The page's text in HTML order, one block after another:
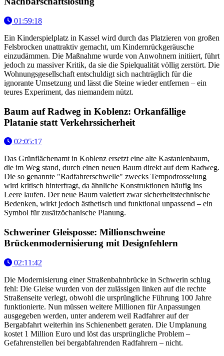
01:59:18
Ein Kinderspielplatz in Kassel wird durch das Platzieren von großen
Felsbrocken unattraktiv gemacht, um Kindernrückgeräusche
einzudämmen. Die Maßnahme wurde von Anwohnern initiiert, führt
jedoch zu massiver Kritik, da sie die Spielqualität völlig zerstört. Die
Wohnungsgesellschaft entschuldigt sich nachträglich für die
ignorante Umsetzung und lässt die Steine wieder entfernen – ein
teures Experiment, das niemandem nützt.
Baum auf Radweg in Koblenz: Orkanfällige
Platanie statt Verkehrssicherheit
02:05:17
Das Grünflächenamt in Koblenz ersetzt eine alte Kastanienbaum,
die im Weg stand, durch einen neuen Baum direkt auf dem Radweg.
Die so genannte "Radfahrerschwelle" zwecks Tempodrosselung
wird kritisch hinterfragt, da ähnliche Konstruktionen häufig ins
Leere laufen. Der neue Baum valetiert zwar sicherheitstechnische
Bedenken, wirkt jedoch ästhetisch und funktional unpassend – ein
Symbol für zusätzöchanische Planung.
Schweriner Gleisposse: Millionschweine
Brückenmodernisierung mit Designfehlern
02:11:42
Die Modernisierung einer Straßenbahnbrücke in Schwerin schlug
fehl: Die Gleise wurden von der zulässigen linken auf die rechte
Straßenseite verlegt, obwohl die ursprüngliche Führung 100 Jahre
funktionierte. Nun müssen weitere Millionen für Anpassungen
ausgegeben werden, unter anderem weil Radfahrer auf der
Bergabfahrt weiterhin ins Schienenbett geraten. Die Umplanung
kostet 1 Million Euro und löst das ursprüngliche Problem –
Gefahrenstellen bei bergabfahrenden Radfahrern – nicht.